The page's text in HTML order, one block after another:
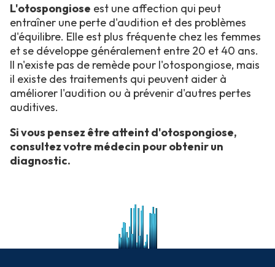
L'otospongiose est une affection qui peut
entraîner une perte d'audition et des problèmes
d'équilibre. Elle est plus fréquente chez les femmes
et se développe généralement entre 20 et 40 ans.
Il n'existe pas de remède pour l'otospongiose, mais
il existe des traitements qui peuvent aider à
améliorer l'audition ou à prévenir d'autres pertes
auditives.
Si vous pensez être atteint d'otospongiose,
consultez votre médecin pour obtenir un
diagnostic.